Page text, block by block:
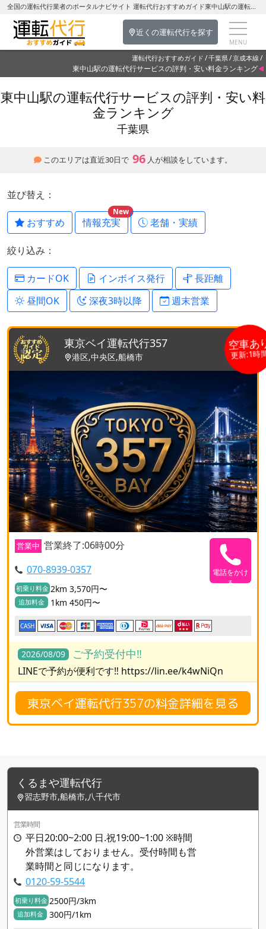
全国の運転代行業者のポータルナビサイト 運転代行おすすめガイド東中山駅の運転代行を探す-千葉県の運転代行
近くの運転代行を探す
運転代行おすすめガイド 千葉県 京成本線
東中山駅の運転代行サービスの評判・安い料金ランキング
東中山駅の運転代行サービスの評判・安い料
金ランキング
千葉県
このエリアは直近30日で 96 人が相談をしています。
並び替え：
おすすめ 情報充実
New
老舗・実績
絞り込み：
カードOK インボイス発行
長距離
昼間OK
深夜3時以降 週末営業
東京ベイ運転代行357
港区,中央区,船橋市
空車あ
更新:1時
営業中 営業終了:06時00分
070-8939-0357
初乗り料金 2km 3,570円〜
追加料金 1km 450円〜
電話をかけ
る
CASH
2026/08/09 ご予約受付中‼️
LINEで予約が便利です‼️ https://lin.ee/k4wNiQn
東京ベイ運転代行357の料金詳細を見る
くるまや運転代行
習志野市,船橋市,八千代市
営業時間
平日20:00~2:00 日.祝19:00~1:00 ※時間
外営業はしておりません。受付時間も営
業時間と同じになります。
0120-59-5544
初乗り料金 2500円/3km
追加料金 300円/1km